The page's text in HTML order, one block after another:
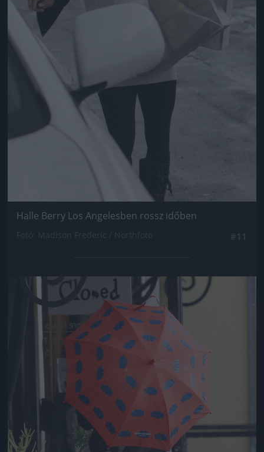
Halle Berry Los Angelesben rossz időben
Jön még kép!